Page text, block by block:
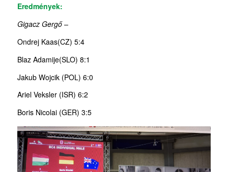
Eredmények:
Gigacz Gergő –
Ondrej Kaas(CZ) 5:4
Blaz Adamije(SLO) 8:1
Jakub Wojcik (POL) 6:0
Ariel Veksler (ISR) 6:2
Boris Nicolai (GER) 3:5